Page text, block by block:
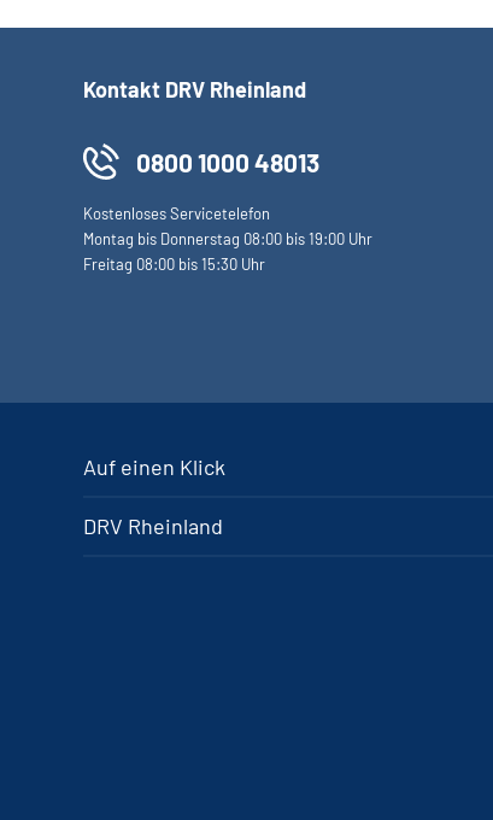
Kontakt DRV Rheinland
0800 1000 48013
Kostenloses Servicetelefon
Montag bis Donnerstag 08:00 bis 19:00 Uhr
Freitag 08:00 bis 15:30 Uhr
Auf einen Klick
DRV Rheinland